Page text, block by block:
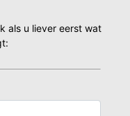
als u liever eerst wat